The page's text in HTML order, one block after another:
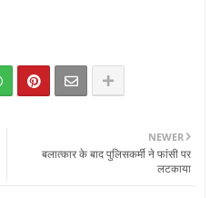
NEWER
बलात्कार के बाद पुलिसकर्मी ने फांसी पर
लटकाया